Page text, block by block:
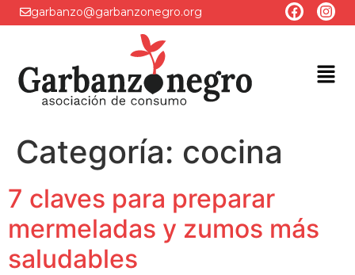
garbanzo@garbanzonegro.org
Categoría: cocina
7 claves para preparar
mermeladas y zumos más
saludables